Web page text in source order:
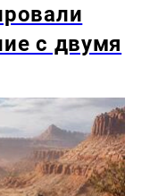
с двумя